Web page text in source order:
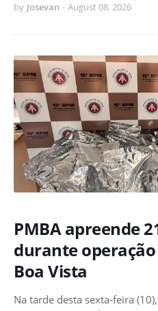
by Josevan - August 08, 2026
PMBA apreende
durante
Boa Vista
Na tarde desta sexta-feira